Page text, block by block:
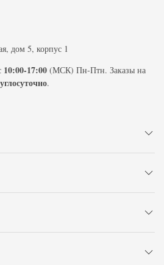
дом 5, корпус 1
10:00-17:00 (МСК) Пн-Птн. Заказы на
.